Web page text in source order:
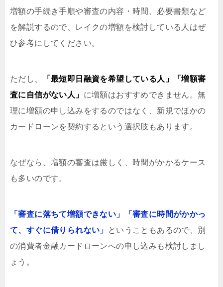
増額の手続き手順や審査の内容・時間、必要書類など
を解説するので、レイクの増額を検討している人はぜ
ひ参考にしてください。
ただし、
「最短即日融資を希望している人」「増額審
査に自信がない人」 に増額はおすすめできません。無
理に増額の申し込みをするのではなく、新規でほかの
カードローンを契約するという選択肢もあります。
なぜなら、増額の審査は厳しく、時間がかかるケース
も多いのです。
「審査に落ちて増額できない」「審査に時間がかかっ
て、すぐに借りられない」
ということもあるので、別
の消費者金融カードローンへの申し込みも検討しまし
ょう。